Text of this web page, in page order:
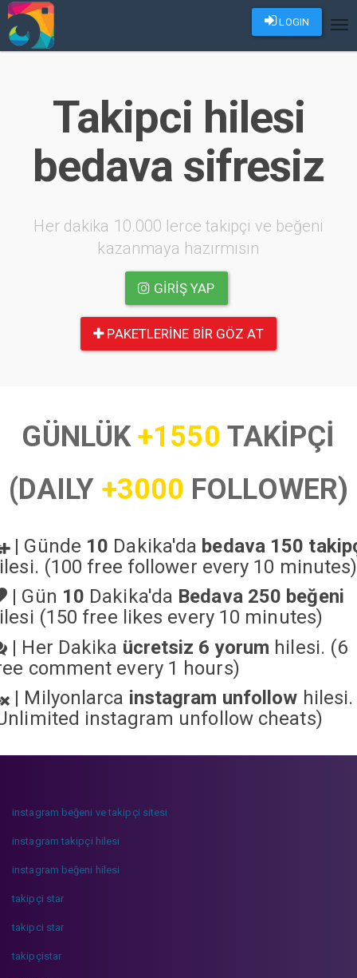
LOGIN
Takipci hilesi
bedava sifresiz
Her dakika 10.000 lerce takipçi ve beğeni
kazanmaya hazırmısın
GIRIŞ YAP
PAKETLERINE BIR GÖZ AT
GÜNLÜK+1550 TAKİPÇİ
(DAILY +3000 FOLLOWER)
| Günde 10 Dakika'da bedava 150
(100 free follower every 10 minutes)
| Gün 10 Dakika'da Bedava 250 beğeni
(150 free likes every 10 minutes)
| Her Dakika ücretsiz 6 yorum hilesi. (6
comment every 1 hours)
| Milyonlarca instagram unfollow hilesi.
instagram unfollow cheats)
instagram beğeni ve takipçi sitesi
instagram takipçi hilesi
instagram beğeni hilesi
takipçi star
takipci star
takipçistar